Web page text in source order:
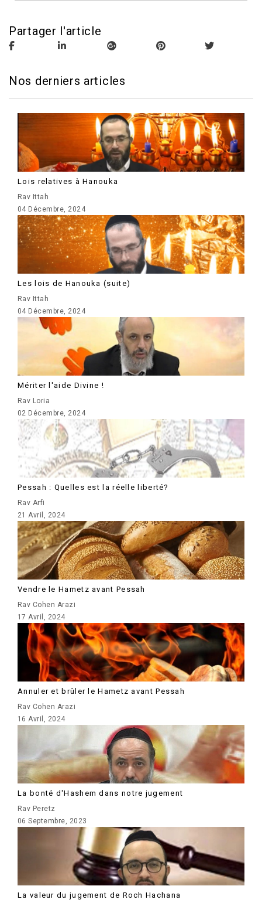
Partager l'article
Nos derniers articles
Lois relatives à Hanouka
Rav Ittah
04 Décembre, 2024
Les lois de Hanouka (suite)
Rav Ittah
04 Décembre, 2024
Mériter l'aide Divine !
Rav Loria
02 Décembre, 2024
Pessah : Quelles est la réelle liberté?
Rav Arfi
21 Avril, 2024
Vendre le Hametz avant Pessah
Rav Cohen Arazi
17 Avril, 2024
Annuler et brûler le Hametz avant Pessah
Rav Cohen Arazi
16 Avril, 2024
La bonté d'Hashem dans notre jugement
Rav Peretz
06 Septembre, 2023
La valeur du jugement de Roch Hachana